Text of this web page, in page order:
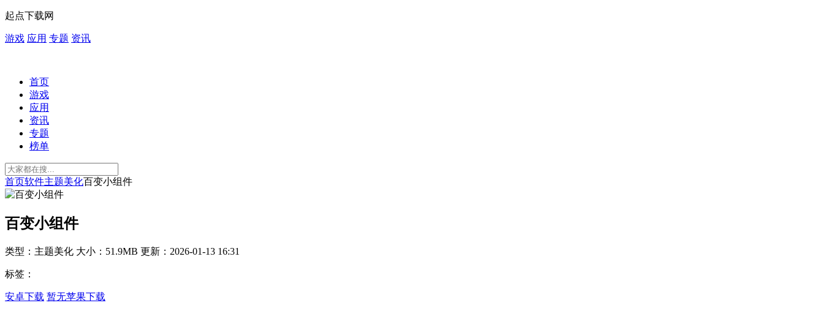
起点下载网
游戏 应用 专题 资讯
首页
游戏
应用
资讯
专题
榜单
首页软件主题美化百变小组件
百变小组件
类型：主题美化 大小：51.9MB 更新：2026-01-13 16:31
标签：
安卓下载 暂无苹果下载